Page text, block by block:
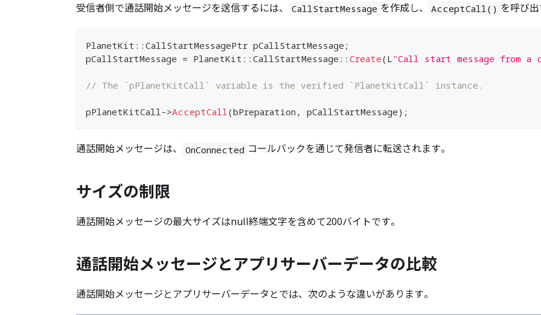
受信者側で通話開始メッセージを送信するには、 CallStartMessage を作成し、 AcceptCall() を呼び
PlanetKit :: CallStartMessagePtr pCallStartMessage ;
pCallStartMessage = PlanetKit :: CallStartMessage :: Create( L"Call start message from a
// The `pPlanetKitCall` variable is the verified `PlanetKitCall` instance.
pPlanetKitCall->AcceptCall(bPreparation , pCallStartMessage) ;
通話開始メッセージは、 OnConnected コールバックを通じて発信者に転送されます。
サイズの制限
通話開始メッセージの最大サイズはnull終端文字を含めて200バイトです。
通話開始メッセージとアプリサーバーデータの比較
通話開始メッセージとアプリサーバーデータとでは、次のような違いがあります。